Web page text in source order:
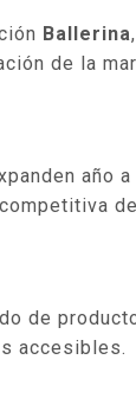
Ballerina
de la
año a
de
de
accesibles.